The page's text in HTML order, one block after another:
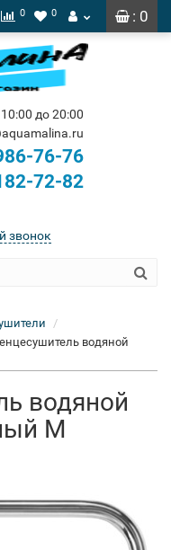
: 0
0 0
до 20:00
76-76
72-82
звонок
водяной
водяной
М